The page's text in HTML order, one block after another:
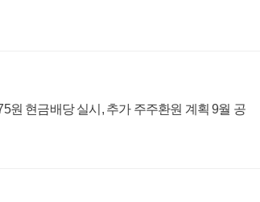
원 현금배당 실시, 추가 주주환원 계획 9월 공